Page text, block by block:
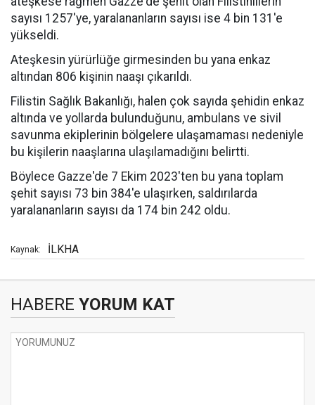
sayısı 1257'ye, yaralananların sayısı ise 4 bin 131'e
yükseldi.
Ateşkesin yürürlüğe girmesinden bu yana enkaz
altından 806 kişinin naaşı çıkarıldı.
Filistin Sağlık Bakanlığı, halen çok sayıda şehidin enkaz
altında ve yollarda bulunduğunu, ambulans ve sivil
savunma ekiplerinin bölgelere ulaşamaması nedeniyle
bu kişilerin naaşlarına ulaşılamadığını belirtti.
Böylece Gazze'de 7 Ekim 2023'ten bu yana toplam
şehit sayısı 73 bin 384'e ulaşırken, saldırılarda
yaralananların sayısı da 174 bin 242 oldu.
Kaynak: İLKHA
HABERE YORUM KAT